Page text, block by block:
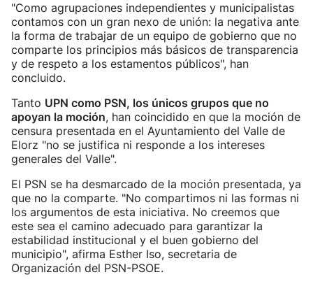
"Como agrupaciones independientes y municipalistas
contamos con un gran nexo de unión: la negativa ante
la forma de trabajar de un equipo de gobierno que no
comparte los principios más básicos de transparencia
y de respeto a los estamentos públicos", han
concluido.
Tanto UPN como PSN, los únicos grupos que no
apoyan la moción, han coincidido en que la moción de
censura presentada en el Ayuntamiento del Valle de
Elorz "no se justifica ni responde a los intereses
generales del Valle".
El PSN se ha desmarcado de la moción presentada, ya
que no la comparte. "No compartimos ni las formas ni
los argumentos de esta iniciativa. No creemos que
este sea el camino adecuado para garantizar la
estabilidad institucional y el buen gobierno del
municipio", afirma Esther Iso, secretaria de
Organización del PSN-PSOE.